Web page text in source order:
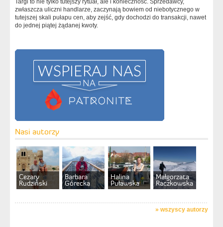
Targi to nie tylko tutejszy rytuał, ale i konieczność. Sprzedawcy,
zwłaszcza uliczni handlarze, zaczynają bowiem od niebotycznego w
tutejszej skali pułapu cen, aby zejść, gdy dochodzi do transakcji, nawet
do jednej piątej żądanej kwoty.
Nasi autorzy
Cezary
Rudziński
Barbara
Górecka
Halina
Puławska
Małgorzata
Raczkowska
» wszyscy autorzy